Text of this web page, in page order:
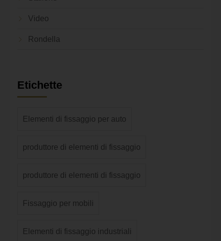
Video
Rondella
Etichette
Elementi di fissaggio per auto
produttore di elementi di fissaggio
produttore di elementi di fissaggio
Fissaggio per mobili
Elementi di fissaggio industriali